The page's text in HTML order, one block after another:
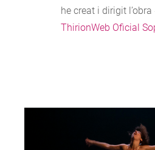
he creat i dirigit
ThirionWeb Oficial